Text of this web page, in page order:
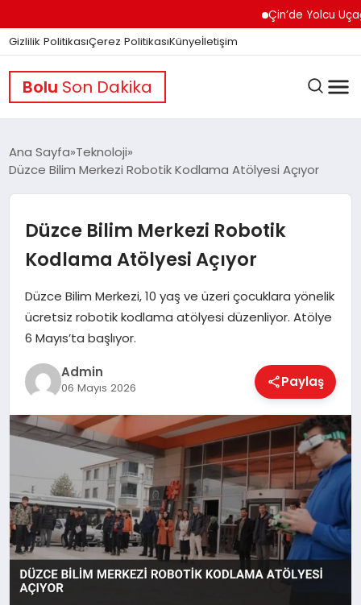
Çin’de Yolcu
Gizlilik PolitikasıÇerez PolitikasıKünyeİletişim
Bolu Son Dakika
GÜNDEM
DÜNYA
EĞITIM
EKONOMI
MAGAZIN
SAĞLIK
SPOR
Ana Sayfa Teknoloji
Düzce Bilim Merkezi Robotik Kodlama Atölyesi Açıyor
Düzce Bilim Merkezi Robotik
Kodlama Atölyesi Açıyor
Düzce Bilim Merkezi, 10 yaş ve üzeri çocuklara yönelik
ücretsiz robotik kodlama atölyesi düzenliyor. Atölye
6 Mayıs’ta başlıyor.
Admin
06 Mayıs 2026 Paylaş